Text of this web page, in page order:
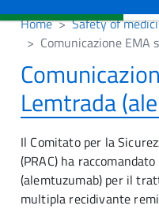
Home
Safety of
Comunicazione EMA
Lemtrada
Il Comitato per la
(PRAC) ha
(alemtuzumab) per il
multipla recidivante